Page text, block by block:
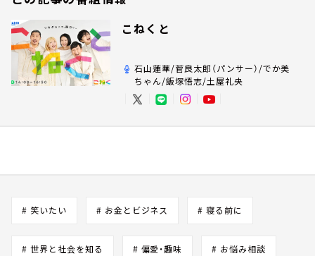
こねくと
石山蓮華/菅良太郎（パンサー）/でか美
ちゃん/飯塚悟志/土屋礼央
# 笑いたい # お金とビジネス # 寝る前に
# 世界と社会を知る # 偏愛・趣味 # お悩み相談